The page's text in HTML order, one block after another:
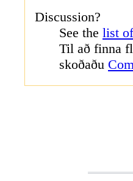
Discussion?
See the list
Til að finna
skoðaðu